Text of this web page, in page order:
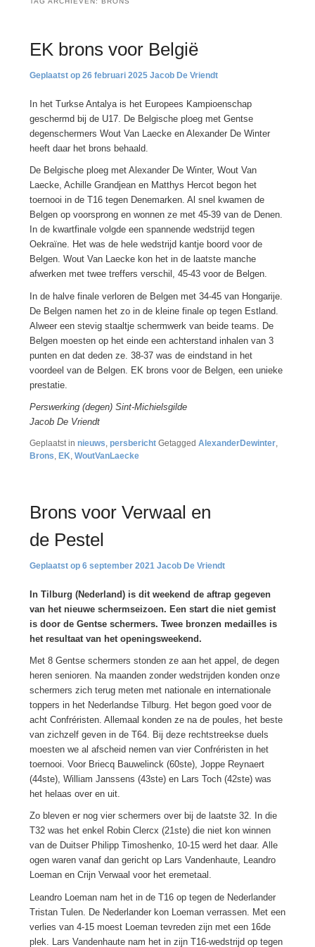
EK brons voor België
26 februari 2025 Jacob De Vriendt
In het Turkse Antalya is het Europees Kampioenschap
geschermd bij de U17. De Belgische ploeg met Gentse
degenschermers Wout Van Laecke en Alexander De Winter
heeft daar het brons behaald.
De Belgische ploeg met Alexander De Winter, Wout Van
Laecke, Achille Grandjean en Matthys Hercot begon het
toernooi in de T16 tegen Denemarken. Al snel kwamen de
Belgen op voorsprong en wonnen ze met 45-39 van de Denen.
In de kwartfinale volgde een spannende wedstrijd tegen
Oekraïne. Het was de hele wedstrijd kantje boord voor de
Belgen. Wout Van Laecke kon het in de laatste manche
afwerken met twee treffers verschil, 45-43 voor de Belgen.
In de halve finale verloren de Belgen met 34-45 van Hongarije.
De Belgen namen het zo in de kleine finale op tegen Estland.
Alweer een stevig staaltje schermwerk van beide teams. De
Belgen moesten op het einde een achterstand inhalen van 3
punten en dat deden ze. 38-37 was de eindstand in het
voordeel van de Belgen. EK brons voor de Belgen, een unieke
prestatie.
Perswerking (degen) Sint-Michielsgilde
Jacob De Vriendt
Geplaatst in nieuws persbericht Getagged AlexanderDewinter,
Brons EK WoutVanLaecke
Brons voor Verwaal en
de Pestel
6 september 2021 Jacob De Vriendt
In Tilburg (Nederland) is dit weekend de aftrap gegeven
van het nieuwe schermseizoen. Een start die niet gemist
is door de Gentse schermers. Twee bronzen medailles is
het resultaat van het openingsweekend.
Met 8 Gentse schermers stonden ze aan het appel, de degen
heren senioren. Na maanden zonder wedstrijden konden onze
schermers zich terug meten met nationale en internationale
toppers in het Nederlandse Tilburg. Het begon goed voor de
acht Confréristen. Allemaal konden ze na de poules, het beste
van zichzelf geven in de T64. Bij deze rechtstreekse duels
moesten we al afscheid nemen van vier Confréristen in het
toernooi. Voor Briecq Bauwelinck (60ste), Joppe Reynaert
(44ste), William Janssens (43ste) en Lars Toch (42ste) was
het helaas over en uit.
Zo bleven er nog vier schermers over bij de laatste 32. In die
T32 was het enkel Robin Clercx (21ste) die niet kon winnen
van de Duitser Philipp Timoshenko, 10-15 werd het daar. Alle
ogen waren vanaf dan gericht op Lars Vandenhaute, Leandro
Loeman en Crijn Verwaal voor het eremetaal.
Leandro Loeman nam het in de T16 op tegen de Nederlander
Tristan Tulen. De Nederlander kon Loeman verrassen. Met een
verlies van 4-15 moest Loeman tevreden zijn met een 16de
plek. Lars Vandenhaute nam het in zijn T16-wedstrijd op tegen